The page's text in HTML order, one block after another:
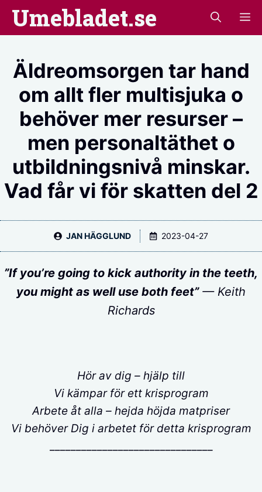
Hoppa
Umebladet.se
Äldreomsorgen tar hand
om allt fler multisjuka o
behöver mer resurser –
men personaltäthet o
utbildningsnivå minskar.
Vad får vi för skatten del 2
JAN HÄGGLUND 2023-04-27
”If you’re going to kick authority in the teeth,
you might as well use both feet”— Keith
Richards
Hör av dig – hjälp till
Vi kämpar för ett krisprogram
Arbete åt alla – hejda höjda matpriser
Vi behöver Dig i arbetet för detta krisprogram